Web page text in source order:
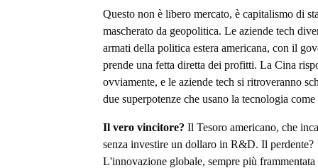
Questo non è libero mercato, è capitalismo di
mascherato da geopolitica. Le aziende tech
armati della politica estera americana, con il
prende una fetta diretta dei profitti. La Cina
ovviamente, e le aziende tech si ritroveranno
due superpotenze che usano la tecnologia come
Il vero vincitore? Il Tesoro americano, che
senza investire un dollaro in R&D. Il perdente?
L'innovazione globale, sempre più frammentata